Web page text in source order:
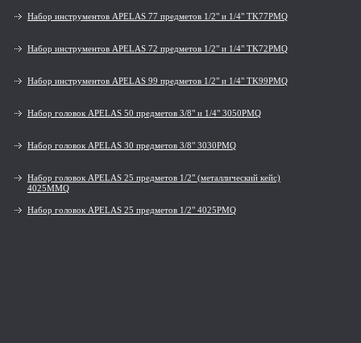
Набор инструментов APELAS 77 предметов 1/2" и 1/4" TK77PMQ
Набор инструментов APELAS 72 предметов 1/2" и 1/4" TK72PMQ
Набор инструментов APELAS 99 предметов 1/2" и 1/4" TK99PMQ
Набор головок APELAS 50 предметов 3/8" и 1/4" 3050PMQ
Набор головок APELAS 30 предметов 3/8" 3030PMQ
Набор головок APELAS 25 предметов 1/2" (металлический кейс)
4025MMQ
Набор головок APELAS 25 предметов 1/2" 4025PMQ